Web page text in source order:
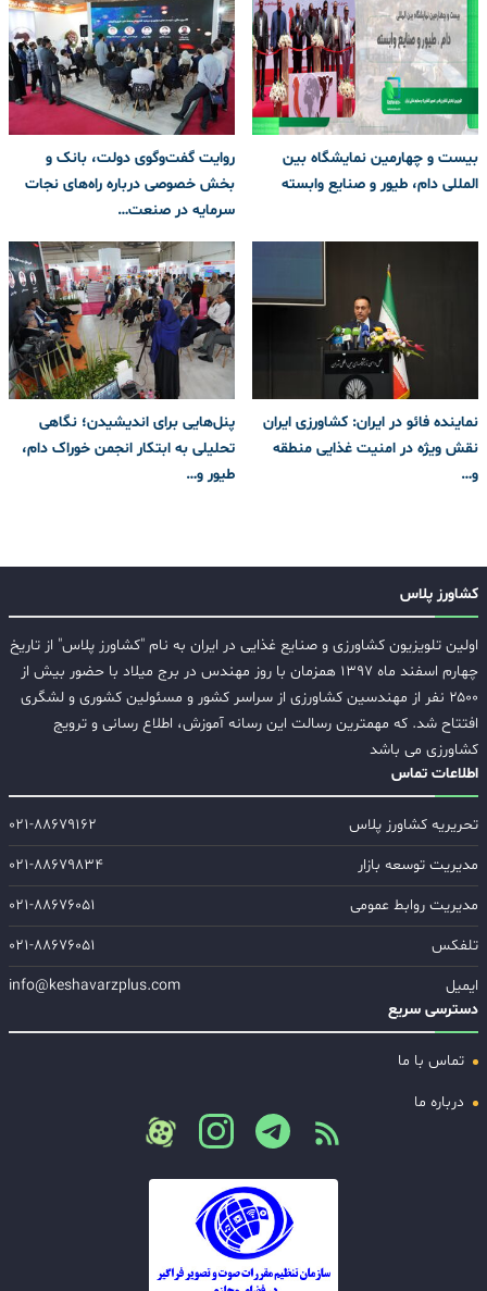
بیست و چهارمین نمایشگاه بین
المللی دام، طیور و صنایع وابسته
روایت گفت‌وگوی دولت، بانک و
بخش خصوصی درباره راه‌های نجات
سرمایه در صنعت…
نماینده فائو در ایران: کشاورزی ایران
نقش ویژه‌ در امنیت غذایی منطقه
و…
پنل‌هایی برای اندیشیدن؛ نگاهی
تحلیلی به ابتکار انجمن خوراک دام،
طیور و…
کشاورز پلاس
اولین تلویزیون کشاورزی و صنایع غذایی در ایران به نام "کشاورز پلاس" از تاریخ
چهارم اسفند ماه ۱۳۹۷ همزمان با روز مهندس در برج میلاد با حضور بیش از
۲۵۰۰ نفر از مهندسین کشاورزی از سراسر کشور و مسئولین کشوری و لشگری
افتتاح شد. که مهمترین رسالت این رسانه آموزش، اطلاع رسانی و ترویج
کشاورزی می باشد
اطلاعات تماس
تحریریه کشاورز پلاس
۰۲۱-۸۸۶۷۹۱۶۲
مدیریت توسعه بازار
۰۲۱-۸۸۶۷۹۸۳۴
مدیریت روابط عمومی
۰۲۱-۸۸۶۷۶۰۵۱
تلفکس
۰۲۱-۸۸۶۷۶۰۵۱
ایمیل
info@keshavarzplus.com
دسترسی سریع
تماس با ما
درباره ما